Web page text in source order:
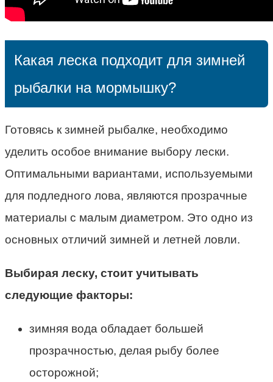
Какая леска подходит для зимней
рыбалки на мормышку?
Готовясь к зимней рыбалке, необходимо
уделить особое внимание выбору лески.
Оптимальными вариантами, используемыми
для подледного лова, являются прозрачные
материалы с малым диаметром. Это одно из
основных отличий зимней и летней ловли.
Выбирая леску, стоит учитывать
следующие факторы:
зимняя вода обладает большей
прозрачностью, делая рыбу более
осторожной;